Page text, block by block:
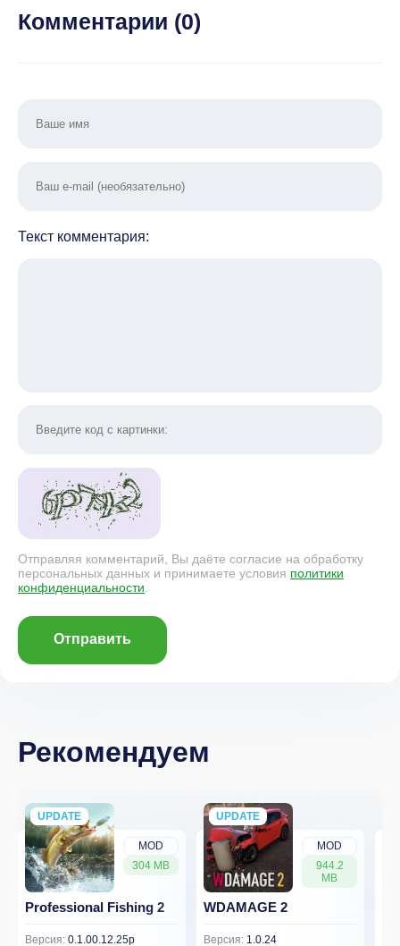
Комментарии (0)
Текст комментария:
Отправляя комментарий, Вы даёте согласие на обработку
персональных данных и принимаете условия политики
конфиденциальности.
Отправить
Рекомендуем
MOD
304 MB
UPDATE
NEW
Professional Fishing 2
Версия: 0.1.00.12.25p
MOD
944.2
MB
UPDATE
NEW
WDAMAGE 2
Версия: 1.0.24